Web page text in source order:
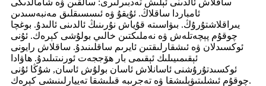
ئامباردا ساقلاڭ. ئۇيقۇ ۋە ئىسسىقلىق مەنبەسىدىن
يىراقلاشتۇرۇڭ. بىۋاسىتە قۇياش نۇرىنىڭ ئالدىنى ئالىدۇ. بوغچا
چوقۇم پېچەتلەش ۋە نەملىكتىن خالىي بولۇشى كېرەك. ئۇنى
ئوكسىدلان ۋە ئىشقارلىقتىن ئايرىم ساقلىنىدۇ. ساقلاش رايونى
ئېقىمىيىلىك ئېقىمى بار ھۆججەت ئورنىتىلىدۇ. ھاۋادا
ئوكسىدتۇرۇشنى ئاسانلاش ئاسان بولۇش ئاسان, شۇڭا ئۇنى
چوقۇم ئىشلىتىۋېلىشقا ۋە تەجرىبە قىلىشقا تەييارلىنىشى كېرەك.